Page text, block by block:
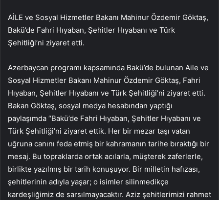
AİLE ve Sosyal Hizmetler Bakanı Mahinur Özdemir Göktaş,
Bakü’de Fahri Hıyaban, Şehitler Hıyabanı ve Türk
Şehitliği’ni ziyaret etti.
Azerbaycan programı kapsamında Bakü’de bulunan Aile ve
Sosyal Hizmetler Bakanı Mahinur Özdemir Göktaş, Fahri
Hıyaban, Şehitler Hıyabanı ve Türk Şehitliği’ni ziyaret etti.
Bakan Göktaş, sosyal medya hesabından yaptığı
paylaşımda “Bakü’de Fahri Hıyaban, Şehitler Hıyabanı ve
Türk Şehitliği’ni ziyaret ettik. Her bir mezar taşı vatan
uğruna canını feda etmiş bir kahramanın tarihe bıraktığı bir
mesaj. Bu topraklarda ortak acılarla, müşterek zaferlerle,
birlikte yazılmış bir tarih konuşuyor. Bir milletin hafızası,
şehitlerinin adıyla yaşar; o isimler silinmedikçe
kardeşliğimiz de sarsılmayacaktır. Aziz şehitlerimizi rahmet